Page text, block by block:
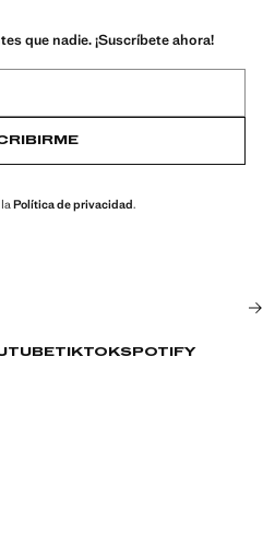
que nadie. ¡Suscríbete ahora!
Política de privacidad.
TIKTOKSPOTIFY